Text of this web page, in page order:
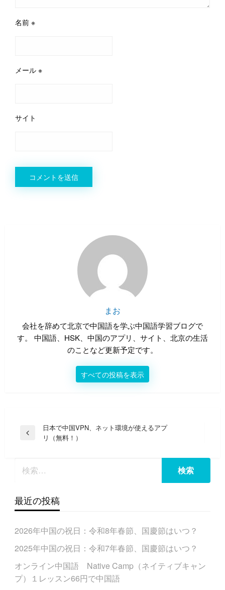
名前 ※
メール ※
サイト
まお
会社を辞めて北京で中国語を学ぶ中国語学習ブログで
す。 中国語、HSK、中国のアプリ、サイト、北京の生活
のことなど更新予定です。
すべての投稿を表示
投
ビ
ー
シ
ョ
稿
日本で中国VPN、ネット環境が使えるアプ
リ（無料！）
最近の投稿
2026年中国の祝日：令和8年春節、国慶節はいつ？
2025年中国の祝日：令和7年春節、国慶節はいつ？
オンライン中国語 Native Camp（ネイティブキャン
プ）１レッスン66円で中国語